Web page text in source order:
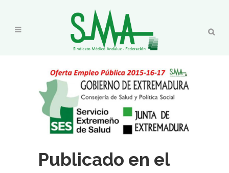
Publicado en el